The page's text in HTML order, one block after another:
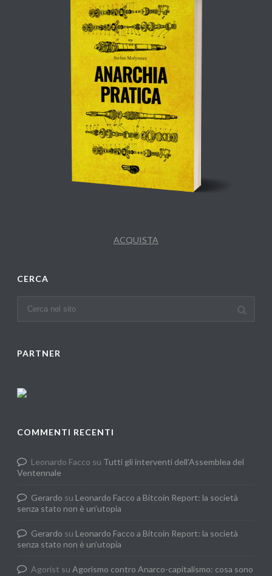
ACQUISTA
CERCA
PARTNER
COMMENTI RECENTI
Leonardo Facco su Tutti gli interventi dell’Assemblea del
Ventennale
Gerardo su Leonardo Facco a Bitcoin Report: la società
senza stato non è un’utopia
Gerardo su Leonardo Facco a Bitcoin Report: la società
senza stato non è un’utopia
Agorist suAgorismo contro Anarco-capitalismo: cosa sono